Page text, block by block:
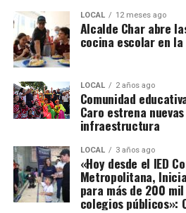
LOCAL 12 meses ago
Alcalde Char abre
cocina escolar en la
LOCAL 2 años ago
Comunidad
Caro estrena
infraestructura
LOCAL 3 años ago
«Hoy desde el IED
Metropolitana,
para más de 200
colegios públicos»: